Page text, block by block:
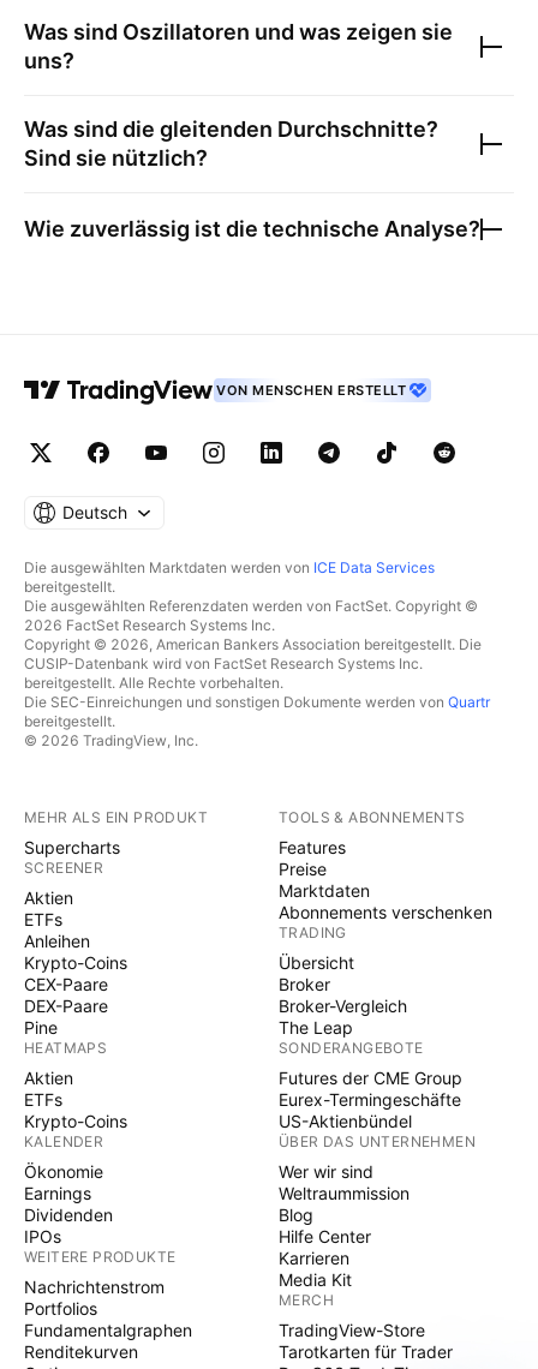
Was sind Oszillatoren und was zeigen sie
uns?
Was sind die gleitenden Durchschnitte?
Sind sie nützlich?
Wie zuverlässig ist die technische Analyse?
VON MENSCHEN ERSTELLT
Deutsch
Die ausgewählten Marktdaten werden von ICE Data Services
bereitgestellt.
Die ausgewählten Referenzdaten werden von FactSet. Copyright ©
2026 FactSet Research Systems Inc.
Copyright © 2026, American Bankers Association bereitgestellt. Die
CUSIP-Datenbank wird von FactSet Research Systems Inc.
bereitgestellt. Alle Rechte vorbehalten.
Die SEC-Einreichungen und sonstigen Dokumente werden von Quartr
bereitgestellt.
© 2026 TradingView, Inc.
MEHR ALS EIN PRODUKT
Supercharts
SCREENER
Aktien
ETFs
Anleihen
Krypto-Coins
CEX-Paare
DEX-Paare
Pine
HEATMAPS
Aktien
ETFs
Krypto-Coins
KALENDER
Ökonomie
Earnings
Dividenden
IPOs
WEITERE PRODUKTE
Nachrichtenstrom
Portfolios
Fundamentalgraphen
Renditekurven
TOOLS & ABONNEMENTS
Features
Preise
Marktdaten
Abonnements verschenken
TRADING
Übersicht
Broker
Broker-Vergleich
The Leap
SONDERANGEBOTE
Futures der CME Group
Eurex-Termingeschäfte
US-Aktienbündel
ÜBER DAS UNTERNEHMEN
Wer wir sind
Weltraummission
Blog
Hilfe Center
Karrieren
Media Kit
MERCH
TradingView-Store
Tarotkarten für Trader